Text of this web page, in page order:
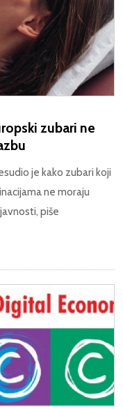
zubari ne
je kako zubari koji
ne moraju
piše